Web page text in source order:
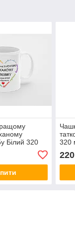
Білий 320
320
220